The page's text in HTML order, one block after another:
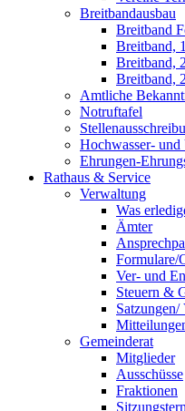
Breitbandausbau
Breitband
Breitband,
Breitband,
Breitband,
Amtliche
Notruftafel
Hochwasser-
Ehrungen-
Rathaus & Service
Verwaltung
Was
Ämter
Formulare/
Ver- und
Steuern &
Gemeinderat
Mitglieder
Ausschüsse
Fraktionen